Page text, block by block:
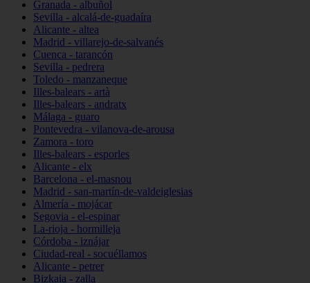
Granada - albuñol
Sevilla - alcalá-de-guadaíra
Alicante - altea
Madrid - villarejo-de-salvanés
Cuenca - tarancón
Sevilla - pedrera
Toledo - manzaneque
Illes-balears - artà
Illes-balears - andratx
Málaga - guaro
Pontevedra - vilanova-de-arousa
Zamora - toro
Illes-balears - esporles
Alicante - elx
Barcelona - el-masnou
Madrid - san-martín-de-valdeiglesias
Almería - mojácar
Segovia - el-espinar
La-rioja - hormilleja
Córdoba - iznájar
Ciudad-real - socuéllamos
Alicante - petrer
Bizkaia - zalla